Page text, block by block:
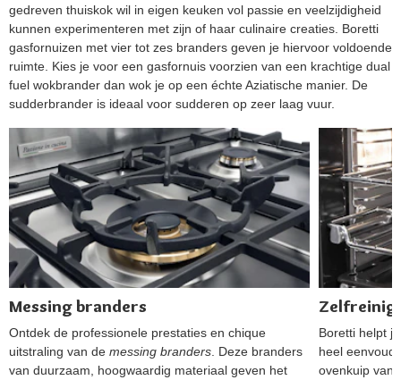
gedreven thuiskok wil in eigen keuken vol passie en veelzijdigheid
kunnen experimenteren met zijn of haar culinaire creaties. Boretti
gasfornuizen met vier tot zes branders geven je hiervoor voldoende
ruimte. Kies je voor een gasfornuis voorzien van een krachtige dual
fuel wokbrander dan wok je op een échte Aziatische manier. De
sudderbrander is ideaal voor sudderen op zeer laag vuur.
Messing branders
Ontdek de professionele prestaties en chique
uitstraling van de messing branders . Deze branders
van duurzaam, hoogwaardig materiaal geven het
Boretti helpt
heel
ovenkuip van